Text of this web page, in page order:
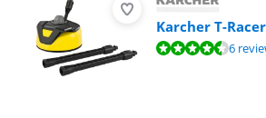
Karcher T-
Beoordeling is 8,5 van de 10, gebaseerd op 6
6